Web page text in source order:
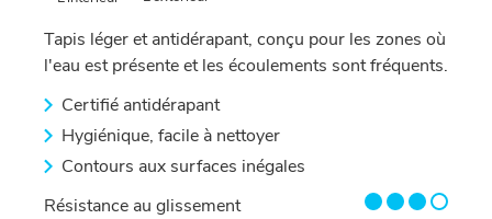
Tapis léger et antidérapant, conçu pour les zones où
l'eau est présente et les écoulements sont fréquents.
Certifié antidérapant
Hygiénique, facile à nettoyer
Contours aux surfaces inégales
Résistance au glissement
3/4